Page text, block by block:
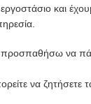
και
να
να ζητήσετε